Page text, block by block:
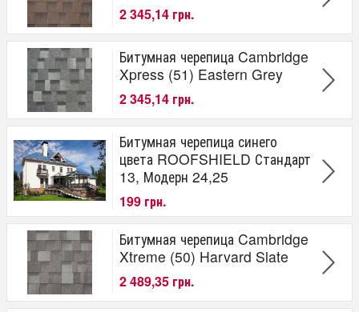
2 345,14 грн.
Битумная черепица Cambridge
Xpress (51) Eastern Grey
2 345,14 грн.
Битумная черепица синего
цвета ROOFSHIELD Стандарт
13, Модерн 24,25
199 грн.
Битумная черепица Cambridge
Xtreme (50) Harvard Slate
2 489,35 грн.